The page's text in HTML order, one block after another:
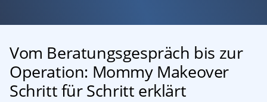
Vom Beratungsgespräch bis zur
Operation: Mommy Makeover
Schritt für Schritt erklärt